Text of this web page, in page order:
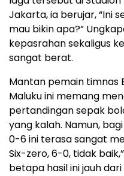
Jakarta, ia berujar, “Ini
mau bikin apa?”
kepasrahan sekaligus
sangat berat.
Mantan pemain timnas
Maluku ini memang
pertandingan sepak
yang kalah. Namun,
0-6 ini terasa sangat
Six-zero, 6-0, tidak
betapa hasil ini jauh